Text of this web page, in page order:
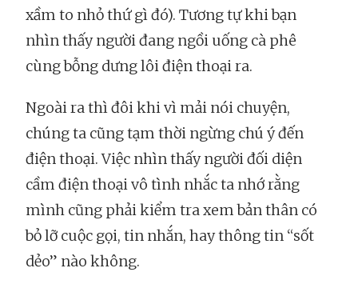
xầm to nhỏ thứ gì đó). Tương tự khi bạn
nhìn thấy người đang ngồi uống cà phê
cùng bỗng dưng lôi điện thoại ra.
Ngoài ra thì đôi khi vì mải nói chuyện,
chúng ta cũng tạm thời ngừng chú ý đến
điện thoại. Việc nhìn thấy người đối diện
cầm điện thoại vô tình nhắc ta nhớ rằng
mình cũng phải kiểm tra xem bản thân có
bỏ lỡ cuộc gọi, tin nhắn, hay thông tin “sốt
dẻo” nào không.